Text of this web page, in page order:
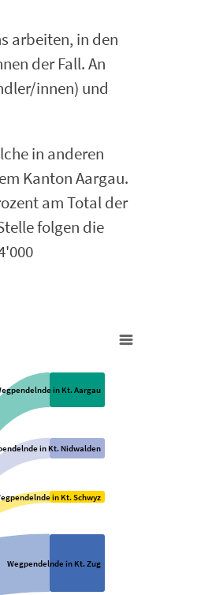
arbeiten, in den
der Fall. An
innen) und
in anderen
Kanton Aargau.
am Total der
folgen die
in Kt. Aargau
in Kt. Nidwalden
in Kt. Schwyz
Wegpendelnde in Kt. Zug